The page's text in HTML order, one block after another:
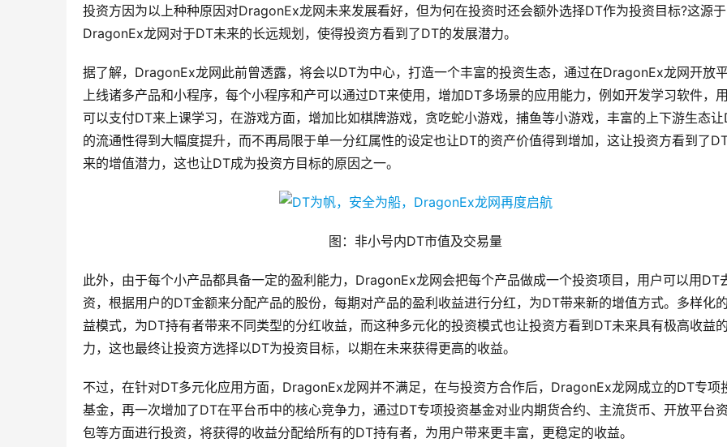
投资方因为以上种种原因对DragonEx龙网未来发展看好，但为何在投资时还会额外选择DT作为投资目标?这源于
DragonEx龙网对于DT未来的长远规划，使得投资方看到了DT的发展潜力。
据了解，DragonEx龙网此前曾透露，将会以DT为中心，打造一个丰富的投资生态，通过在DragonEx龙网开放
上线诸多产品和小程序，每个小程序和产可以通过DT来使用，增加DT多场景的应用能力，例如开发学习软件，
可以支付DT来上课学习，在游戏方面，增加比如棋牌游戏，贪吃蛇小游戏，捕鱼等小游戏，丰富的上下游生态
的流通性得到大幅度提升，而不再局限于单一分红属性的设定也让DT的资产价值得到增加，这让投资方看到了
来的增值潜力，这也让DT成为投资方目标的原因之一。
图：非小号内DT市值及交易量
此外，由于每个小产品都具备一定的盈利能力，DragonEx龙网会把每个产品做成一个投资项目，用户可以用DT
资，根据用户的DT金额来分配产品的股份，每期对产品的盈利收益进行分红，为DT带来新的增值方式。多样化
益模式，为DT持有者带来不同类型的分红收益，而这种多元化的投资模式也让投资方看到DT未来具有极高收益
力，这也最终让投资方选择以DT为投资目标，以期在未来获得更高的收益。
不过，在针对DT多元化应用方面，DragonEx龙网并不满足，在与投资方合作后，DragonEx龙网成立的DT专项
基金，再一次增加了DT在平台币中的核心竞争力，通过DT专项投资基金对业内期货合约、主流货币、开放平台
包等方面进行投资，将获得的收益分配给所有的DT持有者，为用户带来更丰富，更稳定的收益。